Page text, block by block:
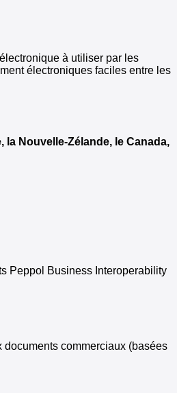
à utiliser par les
électroniques faciles entre les
Nouvelle-Zélande, le Canada,
Peppol Business Interoperability
commerciaux (basées